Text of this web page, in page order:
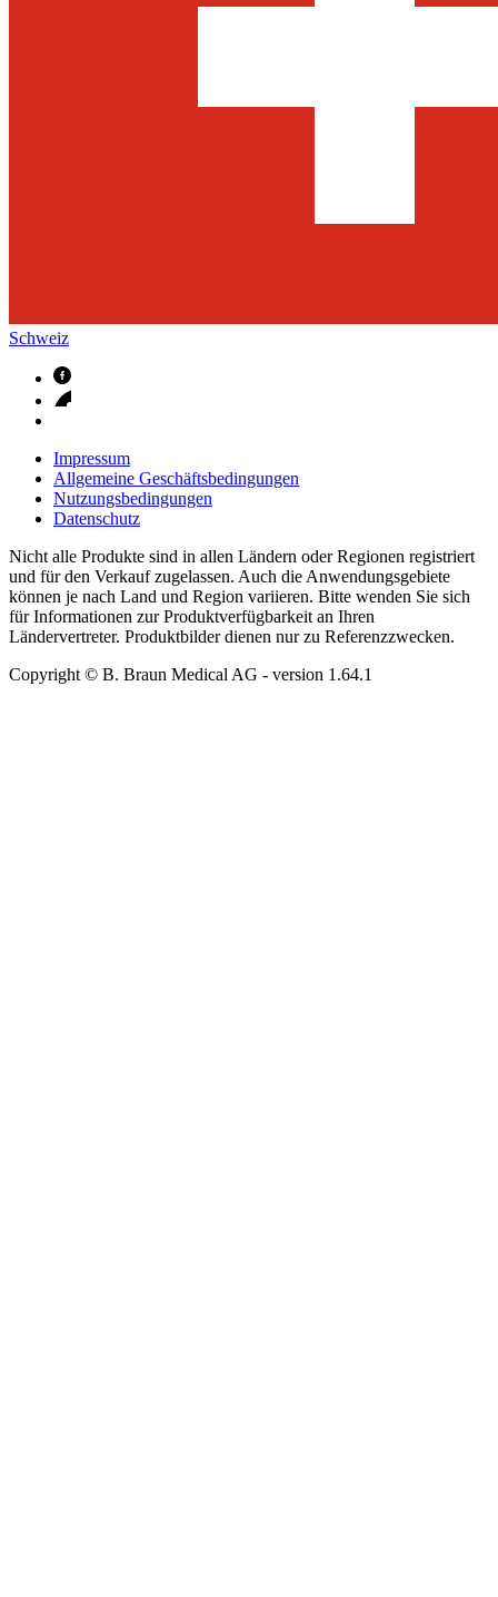
Schweiz
Impressum
Allgemeine Geschäftsbedingungen
Nutzungsbedingungen
Datenschutz
Nicht alle Produkte sind in allen Ländern oder Regionen registriert
und für den Verkauf zugelassen. Auch die Anwendungsgebiete
können je nach Land und Region variieren. Bitte wenden Sie sich
für Informationen zur Produktverfügbarkeit an Ihren
Ländervertreter. Produktbilder dienen nur zu Referenzzwecken.
Copyright © B. Braun Medical AG - version 1.64.1